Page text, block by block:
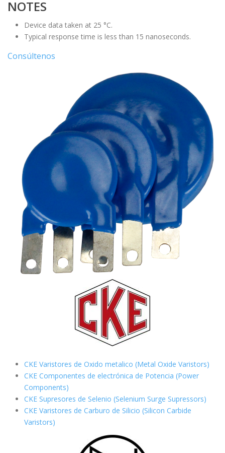
NOTES
Device data taken at 25 °C.
Typical response time is less than 15 nanoseconds.
Consúltenos
CKE Varistores de Oxido metalico (Metal Oxide Varistors)
CKE Componentes de electrónica de Potencia (Power
Components)
CKE Supresores de Selenio (Selenium Surge Supressors)
CKE Varistores de Carburo de Silicio (Silicon Carbide
Varistors)